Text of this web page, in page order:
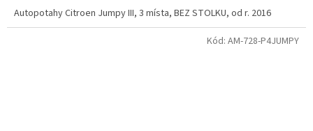
Autopotahy Citroen Jumpy III, 3 místa, BEZ STOLKU, od r. 2016
Kód: AM-728-P4JUMPY